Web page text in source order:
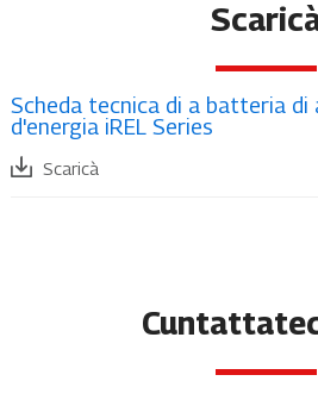
Scheda tecnica di a batteria di
d'energia iREL Series
Scaricà